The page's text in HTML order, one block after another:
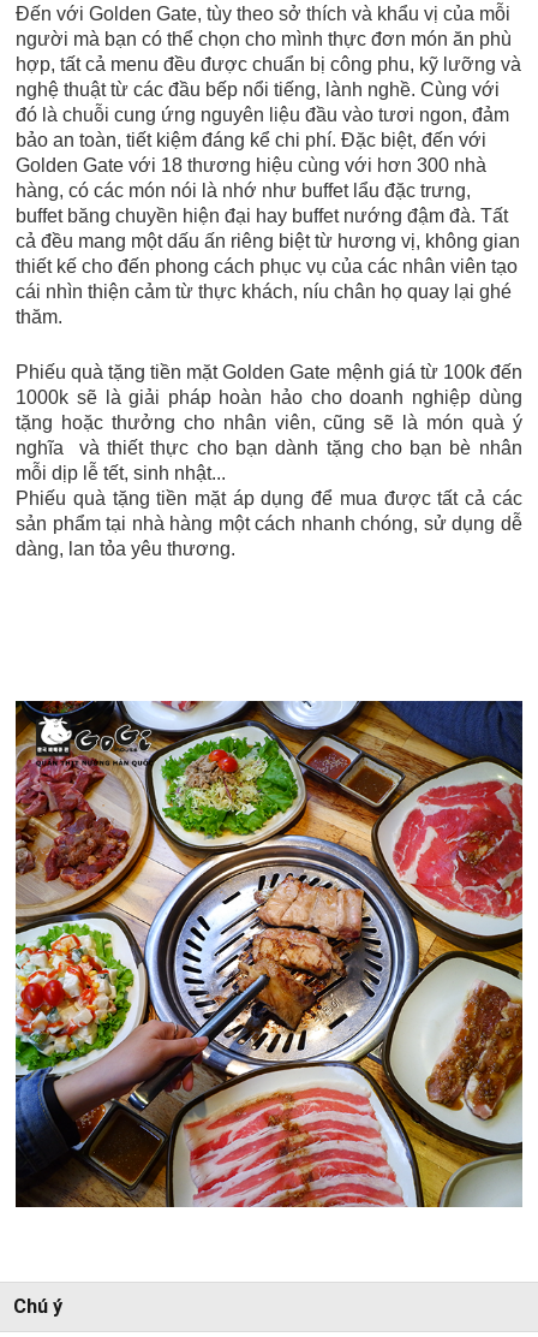
Đến với Golden Gate, tùy theo sở thích và khẩu vị của mỗi
người mà bạn có thể chọn cho mình thực đơn món ăn phù
hợp, tất cả menu đều được chuẩn bị công phu, kỹ lưỡng và
nghệ thuật từ các đầu bếp nổi tiếng, lành nghề. Cùng với
đó là chuỗi cung ứng nguyên liệu đầu vào tươi ngon, đảm
bảo an toàn, tiết kiệm đáng kể chi phí. Đặc biệt, đến với
Golden Gate với 18 thương hiệu cùng với hơn 300 nhà
hàng, có các món nói là nhớ như buffet lẩu đặc trưng,
buffet băng chuyền hiện đại hay buffet nướng đậm đà. Tất
cả đều mang một dấu ấn riêng biệt từ hương vị, không gian
thiết kế cho đến phong cách phục vụ của các nhân viên tạo
cái nhìn thiện cảm từ thực khách, níu chân họ quay lại ghé
thăm.
Phiếu quà tặng tiền mặt Golden Gate mệnh giá từ 100k đến
1000k sẽ là giải pháp hoàn hảo cho doanh nghiệp dùng
tặng hoặc thưởng cho nhân viên, cũng sẽ là món quà ý
nghĩa và thiết thực cho bạn dành tặng cho bạn bè nhân
mỗi dịp lễ tết, sinh nhật...
Phiếu quà tặng tiền mặt áp dụng để mua được tất cả các
sản phẩm tại nhà hàng một cách nhanh chóng, sử dụng dễ
dàng, lan tỏa yêu thương.
Chú ý